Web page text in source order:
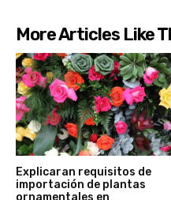
More Articles Like
Explicaran requisitos de
importación de plantas
ornamentales en